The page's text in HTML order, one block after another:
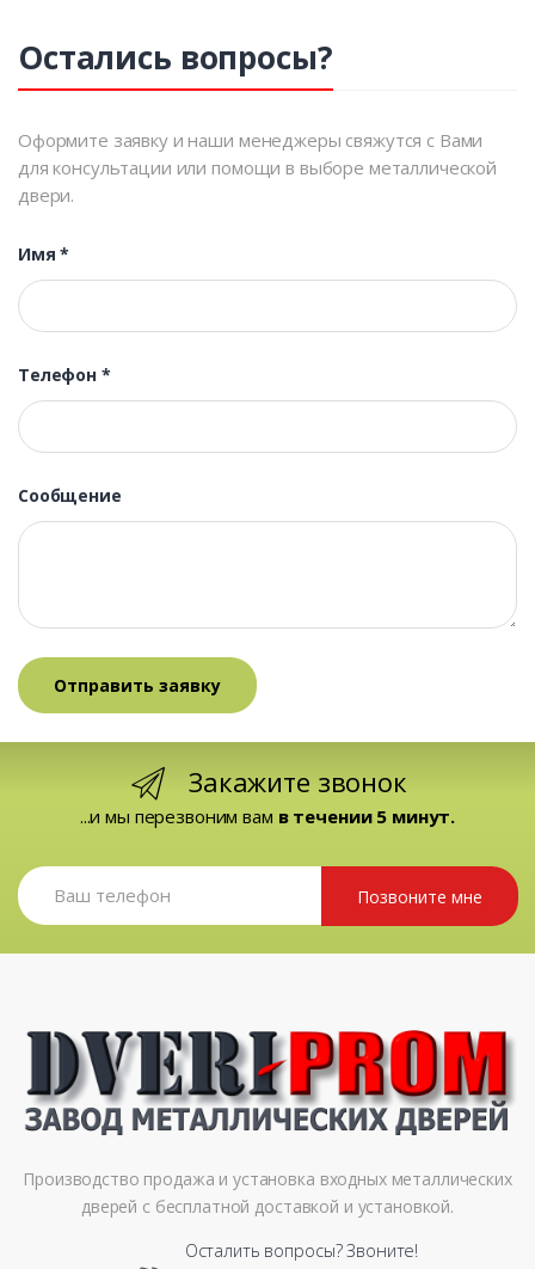
Остались вопросы?
Оформите заявку и наши менеджеры свяжутся с Вами
для консультации или помощи в выборе металлической
двери.
Имя*
Телефон *
Сообщение
Закажите звонок
...и мы перезвоним вам в течении 5 минут.
Позвоните мне
Производство продажа и установка входных металлических
дверей с бесплатной доставкой и установкой.
Осталить вопросы? Звоните!